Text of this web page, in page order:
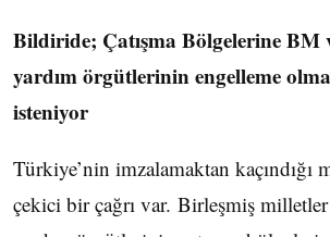
Bildiride; Çatışma Bölgelerine BM
yardım örgütlerinin engelleme
isteniyor
Türkiye’nin imzalamaktan kaçındığı
çekici bir çağrı var. Birleşmiş milletler